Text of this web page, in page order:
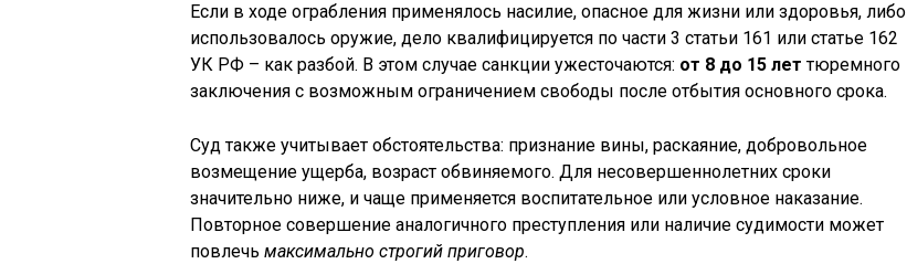
Если в ходе ограбления применялось насилие, опасное для жизни или здоровья, либо
использовалось оружие, дело квалифицируется по части 3 статьи 161 или статье 162
УК РФ – как разбой. В этом случае санкции ужесточаются: от 8 до 15 лет тюремного
заключения с возможным ограничением свободы после отбытия основного срока.
Суд также учитывает обстоятельства: признание вины, раскаяние, добровольное
возмещение ущерба, возраст обвиняемого. Для несовершеннолетних сроки
значительно ниже, и чаще применяется воспитательное или условное наказание.
Повторное совершение аналогичного преступления или наличие судимости может
повлечь максимально строгий приговор.